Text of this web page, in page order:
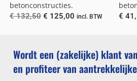
betonconstructies.
€132,50 € 125,00 incl. BTW €
Wordt een (zakelijke) klant
en profiteer van